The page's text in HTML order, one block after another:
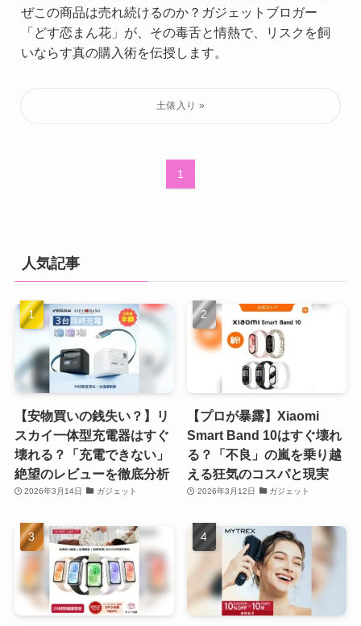
ぜこの商品は売れ続けるのか？ガジェットブロガー
「どす恋まん花」が、その毒舌と情熱で、リスクを飼
いならす真の購入術を伝授します。
1
人気記事
【安物買いの銭失い？】リ
スカイ一体型充電器はすぐ
壊れる？「充電できない」
絶望のレビューを徹底分析
2026年3月14日 ガジェット
【プロが暴露】Xiaomi
Smart Band 10はすぐ壊れ
る？「不良」の嵐を乗り越
える狂気のコスパと現実
2026年3月12日 ガジェット